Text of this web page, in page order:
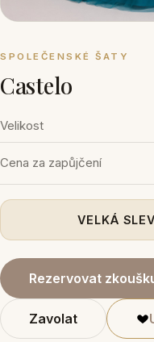
SPOLEČENSKÉ ŠATY
Castelo
Velikost
Cena za zapůjčení
VELKÁ
Rezervovat
Zavolat